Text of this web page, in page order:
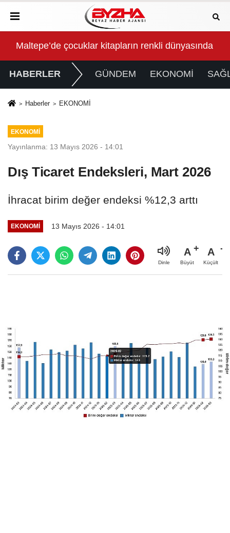
buluştu
VakıfBank’ın aktif büyüklüğü yıllık bazda yüzde 28
HABERLER GÜNDEM EKONOMİ
Haberler EKONOMİ
EKONOMİ
Yayınlanma: 13 Mayıs 2026 - 14:01
Dış Ticaret Endeksleri, Mart 2026
İhracat birim değer endeksi %12,3 arttı
EKONOMİ 13 Mayıs 2026 - 14:01
Dinle
A
Büyüt
A
Küçült